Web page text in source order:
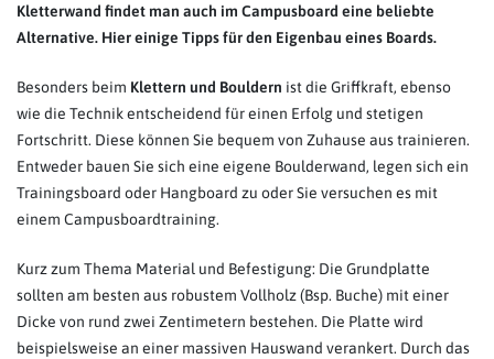
Kletterwand findet man auch im Campusboard eine beliebte
Alternative. Hier einige Tipps für den Eigenbau eines Boards.
Besonders beim Klettern und Bouldern ist die Griffkraft, ebenso
wie die Technik entscheidend für einen Erfolg und stetigen
Fortschritt. Diese können Sie bequem von Zuhause aus trainieren.
Entweder bauen Sie sich eine eigene Boulderwand, legen sich ein
Trainingsboard oder Hangboard zu oder Sie versuchen es mit
einem Campusboardtraining.
Kurz zum Thema Material und Befestigung: Die Grundplatte
sollten am besten aus robustem Vollholz (Bsp. Buche) mit einer
Dicke von rund zwei Zentimetern bestehen. Die Platte wird
beispielsweise an einer massiven Hauswand verankert. Durch das